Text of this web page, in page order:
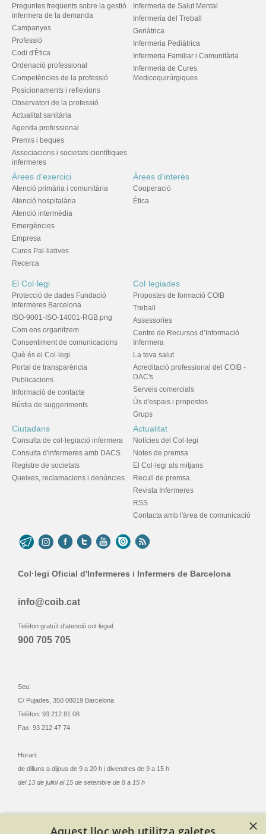
Preguntes freqüents sobre la gestió
infermera de la demanda
Campanyes
Professió
Codi d'Ètica
Ordenació professional
Competències de la professió
Posicionaments i reflexions
Observatori de la professió
Actualitat sanitària
Agenda professional
Premis i beques
Associacions i societats científiques
infermeres
Infermeria de Salut Mental
Infermeria del Treball
Geriàtrica
Infermeria Pediàtrica
Infermeria Familiar i Comunitària
Infermeria de Cures
Medicoquirúrgiques
Àrees d'exercici
Atenció primària i comunitària
Atenció hospitalària
Atenció intermèdia
Emergències
Empresa
Cures Pal·liatives
Recerca
Àrees d'interès
Cooperació
Ètica
El Col·legi
Protecció de dades Fundació
Infermeres Barcelona
ISO-9001-ISO-14001-RGB.png
Com ens organitzem
Consentiment de comunicacions
Què és el Col·legi
Portal de transparència
Publicacions
Informació de contacte
Bústia de suggeriments
Col·legiades
Propostes de formació COIB
Treball
Assessories
Centre de Recursos d’Informació
Infermera
La teva salut
Acreditació professional del COIB -
DAC's
Serveis comercials
Ús d'espais i propostes
Grups
Ciutadans
Consulta de col·legiació infermera
Consulta d'infermeres amb DACS
Registre de societats
Queixes, reclamacions i denúncies
Actualitat
Notícies del Col·legi
Notes de premsa
El Col·legi als mitjans
Recull de premsa
Revista Infermeres
RSS
Contacta amb l'àrea de comunicació
Col·legi Oficial d'Infermeres i Infermers de Barcelona
info@coib.cat
Telèfon gratuït d'atenció col·legial:
900 705 705
Seu:
C/ Pujades, 350 08019 Barcelona
Telèfon: 93 212 81 08
Fax: 93 212 47 74
Horari:
de dilluns a dijous de 9 a 20 h i divendres de 9 a 15 h
del 13 de juliol al 15 de setembre de 8 a 15 h
×
Aquest lloc web utilitza galetes